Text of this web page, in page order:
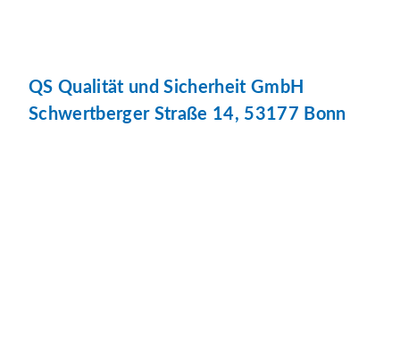
QS Qualität und Sicherheit GmbH
Schwertberger Straße 14, 53177 Bonn